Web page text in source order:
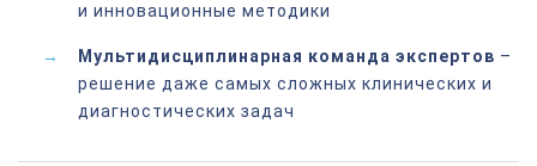
и инновационные методики
Мультидисциплинарная команда экспертов –
решение даже самых сложных клинических и
диагностических задач